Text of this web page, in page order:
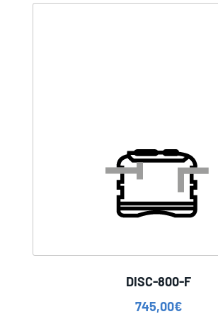
DISC-800-F
745,00€